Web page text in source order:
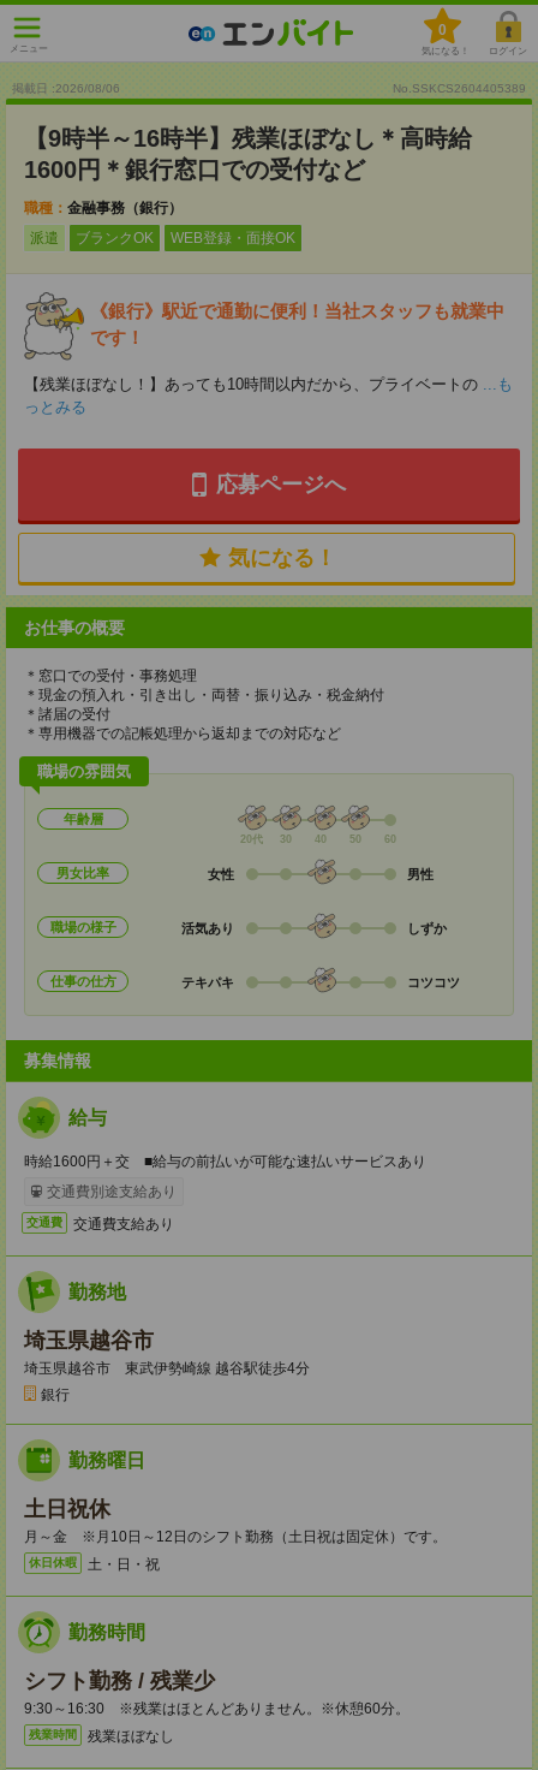
メニュー
0
気になる！ ログイン
掲載日 :2026/08/06 No.SSKCS2604405389
【9時半～16時半】残業ほぼなし＊高時給
1600円＊銀行窓口での受付など
職種： 金融事務（銀行）
派遣
ブランクOK WEB登録・面接OK
《銀行》駅近で通勤に便利！当社スタッフも就業中
です！
【残業ほぼなし！】あっても10時間以内だから、プライベートの ...も
っとみる
応募ページへ
気になる！
お仕事の概要
＊窓口での受付・事務処理
＊現金の預入れ・引き出し・両替・振り込み・税金納付
＊諸届の受付
＊専用機器での記帳処理から返却までの対応など
職場の雰囲気
年齢層
20代 30 40 50 60
男女比率 女性 男性
職場の様子 活気あり しずか
仕事の仕方 テキパキ コツコツ
募集情報
給与
時給1600円＋交 ■給与の前払いが可能な速払いサービスあり
交通費別途支給あり
交通費 交通費支給あり
勤務地
埼玉県越谷市
埼玉県越谷市 東武伊勢崎線 越谷駅徒歩4分
銀行
勤務曜日
土日祝休
月～金 ※月10日～12日のシフト勤務（土日祝は固定休）です。
休日休暇 土・日・祝
勤務時間
シフト勤務 / 残業少
9:30～16:30 ※残業はほとんどありません。※休憩60分。
残業時間 残業ほぼなし